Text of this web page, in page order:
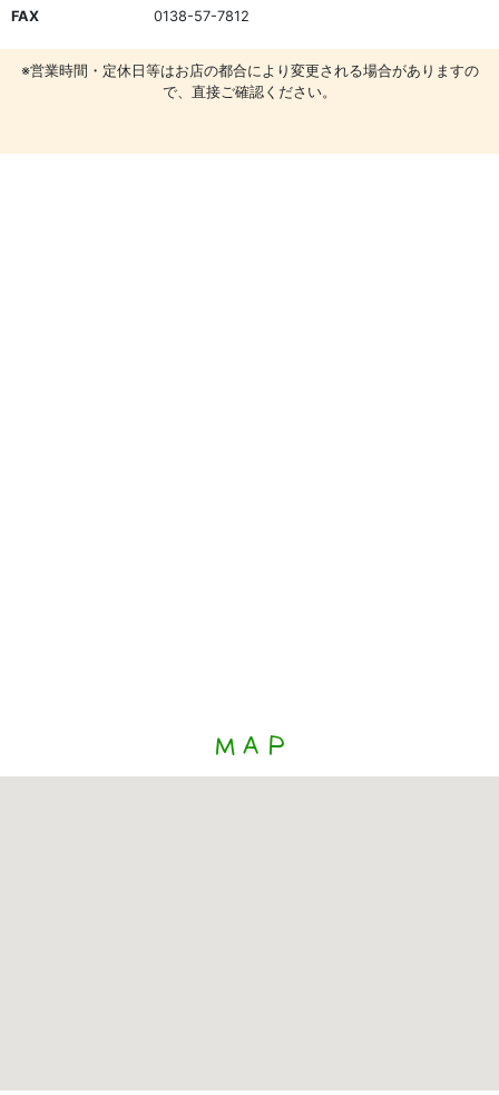
FAX 0138-57-7812
※営業時間・定休日等はお店の都合により変更される場合がありますの
で、直接ご確認ください。